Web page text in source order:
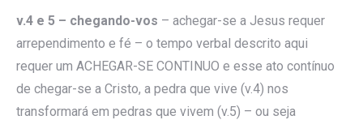
v.4 e 5 – chegando-vos – achegar-se a Jesus requer
arrependimento e fé – o tempo verbal descrito aqui
requer um ACHEGAR-SE CONTINUO e esse ato contínuo
de chegar-se a Cristo, a pedra que vive (v.4) nos
transformará em pedras que vivem (v.5) – ou seja